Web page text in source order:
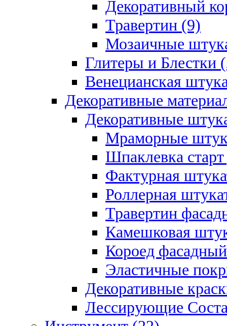
Декоративный
Травертин (9)
Мозаичные
Глитеры и Блестки
Венецианская
Декоративные
Декоративные
Мраморные
Шпаклевка
Фактурная
Роллерная
Травертин
Камешковая
Короед
Эластичные
Декоративные
Лессирующие